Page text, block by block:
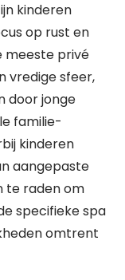
kinderen
op rust en
meeste privé
vredige sfeer,
door jonge
familie-
kinderen
aangepaste
te raden om
specifieke spa
omtrent